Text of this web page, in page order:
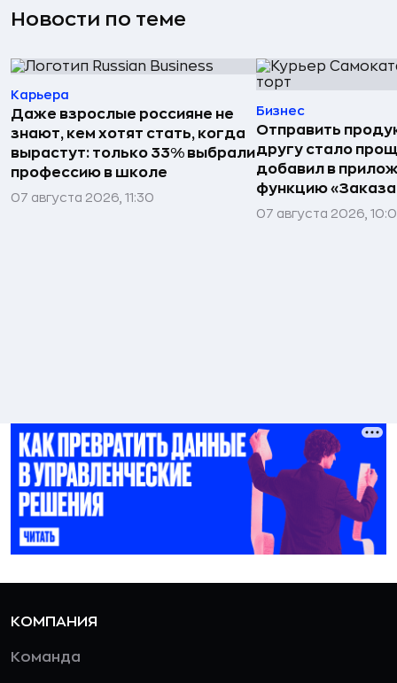
Новости по теме
Карьера
Даже взрослые россияне не
знают, кем хотят стать, когда
вырастут: только 33% выбрали
профессию в школе
07 августа 2026, 11:30
Бизнес
Отправить
другу стало
добавил в
функцию
07 августа 2026,
КОМПАНИЯ
Команда